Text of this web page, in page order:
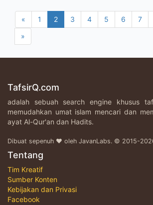
« 1 2 3 4 5 6 7
»
TafsirQ.com
adalah sebuah search engine khusus
memudahkan umat islam mencari dan
ayat Al-Qur'an dan Hadits.
Dibuat sepenuh ♥ oleh JavanLabs. © 2015-
Tentang
Tim Kreatif
Sumber Konten
Kebijakan dan Privasi
Facebook